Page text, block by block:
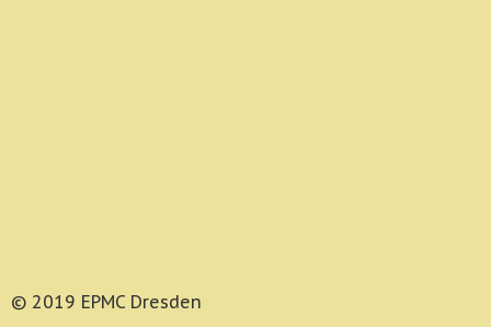
© 2019 EPMC Dresden